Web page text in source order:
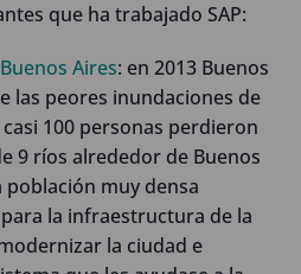
que ha trabajado SAP:
Aires: en 2013 Buenos
las peores inundaciones de
100 personas perdieron
9 ríos alrededor de Buenos
población muy densa
la infraestructura de la
la ciudad e